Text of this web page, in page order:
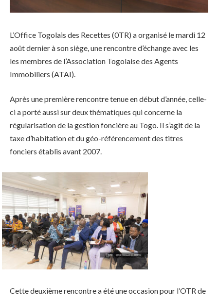
L’Office Togolais des Recettes (0TR) a organisé le mardi 12
août dernier à son siège, une rencontre d’échange avec les
les membres de l’Association Togolaise des Agents
Immobiliers (ATAI).
Après une première rencontre tenue en début d’année, celle-
ci a porté aussi sur deux thématiques qui concerne la
régularisation de la gestion foncière au Togo. Il s’agit de la
taxe d’habitation et du géo-référencement des titres
fonciers établis avant 2007.
Cette deuxième rencontre a été une occasion pour l’OTR de